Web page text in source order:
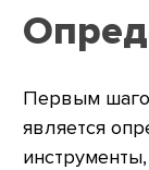
Первым
является